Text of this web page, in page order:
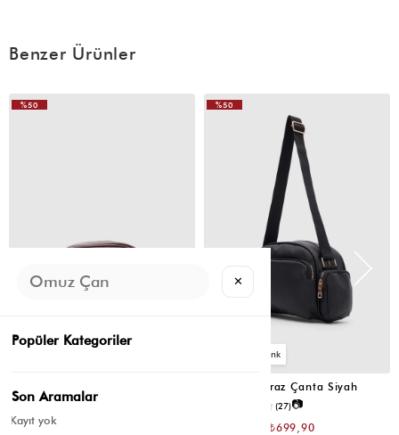
17 Mayıs 2026
sevmeyenler için güzel bir seçenek. Derisi sert değil, kullanımı
rahat bir çanta.
Benzer Ürünler
₺1.399,80
%50
Montes Çapraz Çanta Siyah
(27)📷
₺699,90
%50
✕
Popüler Kategoriler
Son Aramalar
Kayıt yok